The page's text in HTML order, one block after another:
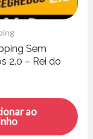
Sem
2.0 – Rei do
ao